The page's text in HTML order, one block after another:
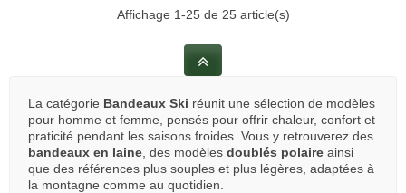
Affichage 1-25 de 25 article(s)
La catégorie Bandeaux Ski réunit une sélection de modèles
pour homme et femme, pensés pour offrir chaleur, confort et
praticité pendant les saisons froides. Vous y retrouverez des
bandeaux en laine , des modèles doublés polaire ainsi
que des références plus souples et plus légères, adaptées à
la montagne comme au quotidien.